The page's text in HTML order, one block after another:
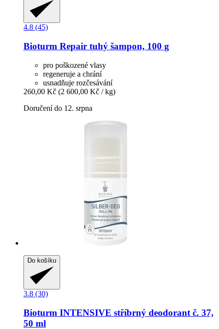
4.8 (45)
Bioturm Repair tuhý šampon, 100 g
pro poškozené vlasy
regeneruje a chrání
usnadňuje rozčesávání
260,00 Kč (2 600,00 Kč / kg)
Doručení do 12. srpna
Do košíku
3.8 (30)
Bioturm INTENSIVE stříbrný deodorant č. 37,
50 ml